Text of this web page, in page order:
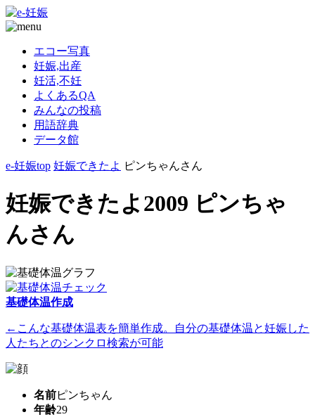
エコー写真
妊娠,出産
妊活,不妊
よくあるQA
みんなの投稿
用語辞典
データ館
e-妊娠top 妊娠できたよ ピンちゃんさん
妊娠できたよ2009 ピンちゃ
んさん
基礎体温作成
←こんな基礎体温表を簡単作成。自分の基礎体温と妊娠した
人たちとのシンクロ検索が可能
名前ピンちゃん
年齢29